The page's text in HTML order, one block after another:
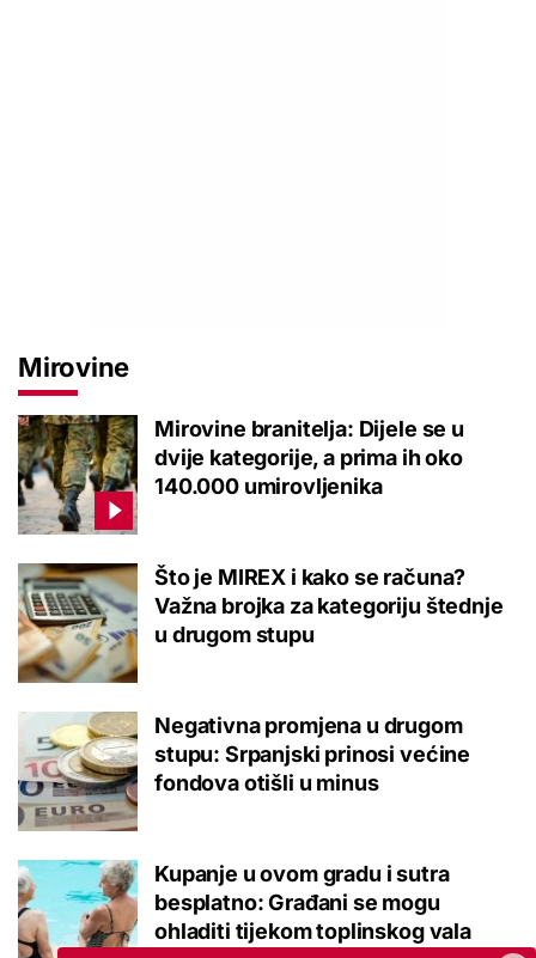
Mirovine
Mirovine branitelja: Dijele se u
dvije kategorije, a prima ih oko
140.000 umirovljenika
Što je MIREX i kako se računa?
Važna brojka za kategoriju štednje
u drugom stupu
Negativna promjena u drugom
stupu: Srpanjski prinosi većine
fondova otišli u minus
Kupanje u ovom gradu i sutra
besplatno: Građani se mogu
ohladiti tijekom toplinskog vala